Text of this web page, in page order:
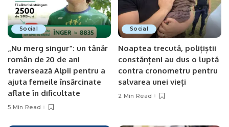
Social
„Nu merg singur”: un tânăr
român de 20 de ani
traversează Alpii pentru a
ajuta femeile însărcinate
aflate în dificultate
5 Min Read
Social
Noaptea trecută, polițiștii
constănțeni au dus o luptă
contra cronometru pentru
salvarea unei vieți
2 Min Read